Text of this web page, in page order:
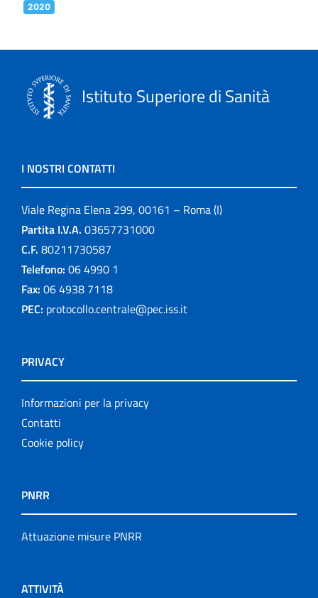
2020
Istituto Superiore di Sanità
I NOSTRI CONTATTI
Viale Regina Elena 299, 00161 – Roma (I)
Partita I.V.A. 03657731000
C.F. 80211730587
Telefono: 06 4990 1
Fax: 06 4938 7118
PEC: protocollo.centrale@pec.iss.it
PRIVACY
Informazioni per la privacy
Contatti
Cookie policy
PNRR
Attuazione misure PNRR
ATTIVITÀ